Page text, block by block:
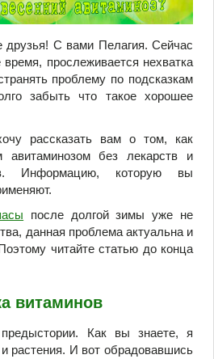
друзья! С вами Пелагия. Сейчас
прослеживается нехватка
проблему по подсказкам
забыть что такое хорошее
рассказать вам о том, как
авитаминозом без лекарств и
Информацию, которую вы
после долгой зимы уже не
данная проблема актуальна и
читайте статью до конца
витаминов
Как вы знаете, я
растения. И вот обрадовавшись